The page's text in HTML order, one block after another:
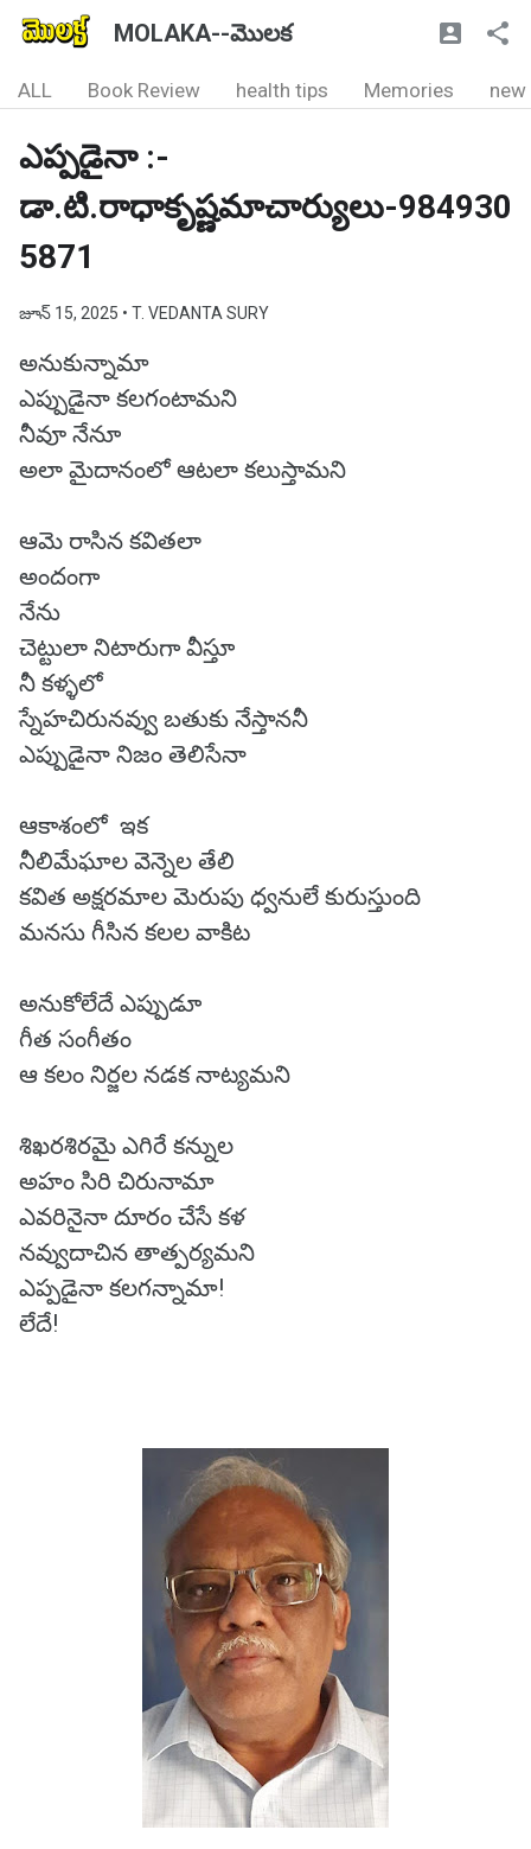
MOLAKA--మొలక
ALL Book Review health tips Memories new
ఎప్పడైనా :-
డా.టి.రాధాకృష్ణమాచార్యులు-984930
5871
జూన్ 15, 2025 • T. VEDANTA SURY
అనుకున్నామా
ఎప్పుడైనా కలగంటామని
నీవూ నేనూ
అలా మైదానంలో ఆటలా కలుస్తామని
ఆమె రాసిన కవితలా
అందంగా
నేను
చెట్టులా నిటారుగా వీస్తూ
నీ కళ్ళలో
స్నేహచిరునవ్వు బతుకు నేస్తాననీ
ఎప్పుడైనా నిజం తెలిసేనా
ఆకాశంలో ఇక
నీలిమేఘాల వెన్నెల తేలి
కవిత అక్షరమాల మెరుపు ధ్వనులే కురుస్తుంది
మనసు గీసిన కలల వాకిట
అనుకోలేదే ఎప్పుడూ
గీత సంగీతం
ఆ కలం నిర్జల నడక నాట్యమని
శిఖరశిరమై ఎగిరే కన్నుల
అహం సిరి చిరునామా
ఎవరినైనా దూరం చేసే కళ
నవ్వుదాచిన తాత్పర్యమని
ఎప్పడైనా కలగన్నామా!
లేదే!